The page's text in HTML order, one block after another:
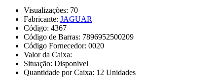
Visualizações: 70
Fabricante: JAGUAR
Código: 4367
Código de Barras: 7896952500209
Código Fornecedor: 0020
Valor da Caixa:
Situação: Disponivel
Quantidade por Caixa: 12 Unidades